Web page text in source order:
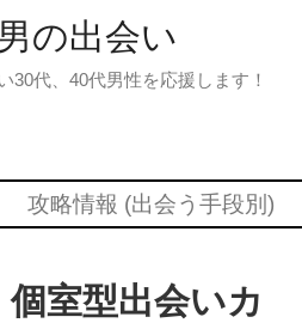
男の出会い
30代、40代男性を応援します！
攻略情報 (出会う手段別)
室型出会いカ